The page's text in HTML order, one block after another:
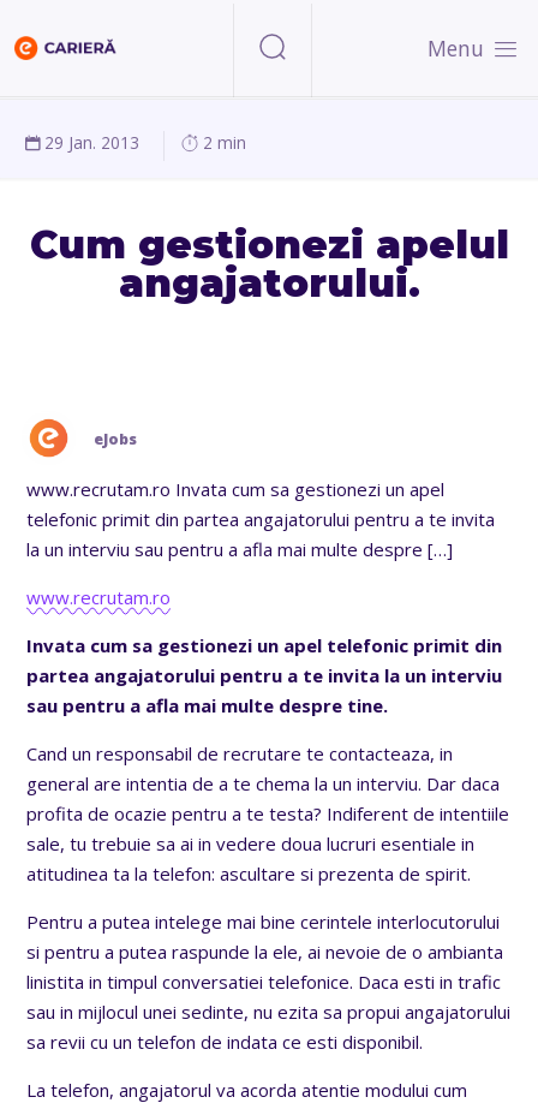
Menu
29 Jan. 2013 2 min
Cum gestionezi apelul
angajatorului.
eJobs
www.recrutam.ro Invata cum sa gestionezi un apel
telefonic primit din partea angajatorului pentru a te invita
la un interviu sau pentru a afla mai multe despre […]
www.recrutam.ro
Invata cum sa gestionezi un apel telefonic primit din
partea angajatorului pentru a te invita la un interviu
sau pentru a afla mai multe despre tine.
Cand un responsabil de recrutare te contacteaza, in
general are intentia de a te chema la un interviu. Dar daca
profita de ocazie pentru a te testa? Indiferent de intentiile
sale, tu trebuie sa ai in vedere doua lucruri esentiale in
atitudinea ta la telefon: ascultare si prezenta de spirit.
Pentru a putea intelege mai bine cerintele interlocutorului
si pentru a putea raspunde la ele, ai nevoie de o ambianta
linistita in timpul conversatiei telefonice. Daca esti in trafic
sau in mijlocul unei sedinte, nu ezita sa propui angajatorului
sa revii cu un telefon de indata ce esti disponibil.
La telefon, angajatorul va acorda atentie modului cum